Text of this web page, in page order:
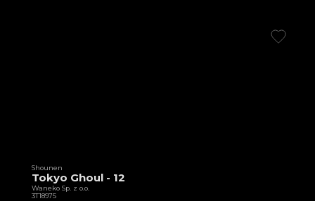
Shounen
Tokyo Ghoul - 12
Waneko Sp. z o.o.
3T18975